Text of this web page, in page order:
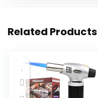
Related Products